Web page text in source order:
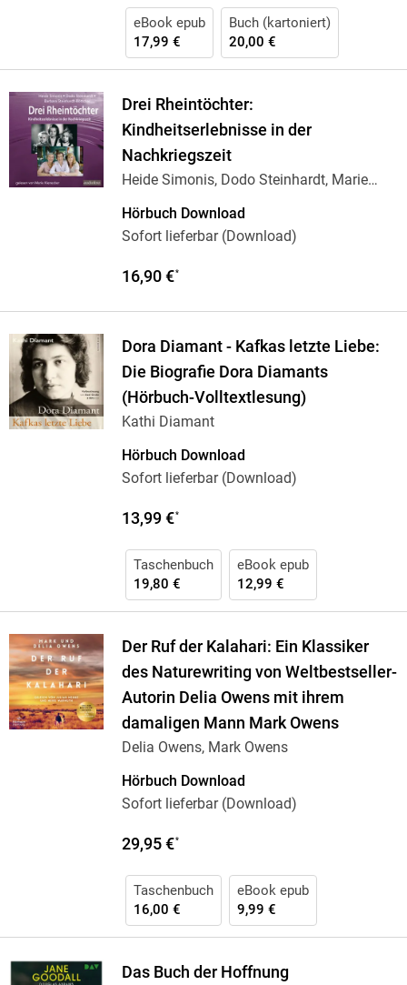
eBook epub
17,99 €
Buch (kartoniert)
20,00 €
Drei Rheintöchter:
Kindheitserlebnisse in der
Nachkriegszeit
Heide Simonis, Dodo Steinhardt, Marie
Hörbuch Download
Sofort lieferbar (Download)
16,90 €*
Dora Diamant - Kafkas letzte Liebe:
Die Biografie Dora Diamants
(Hörbuch-Volltextlesung)
Kathi Diamant
Hörbuch Download
Sofort lieferbar (Download)
13,99 €*
Taschenbuch
19,80 €
eBook epub
12,99 €
Der Ruf der Kalahari: Ein Klassiker
des Naturewriting von Weltbestseller-
Autorin Delia Owens mit ihrem
damaligen Mann Mark Owens
Delia Owens, Mark Owens
Hörbuch Download
Sofort lieferbar (Download)
29,95 €*
Taschenbuch
16,00 €
eBook epub
9,99 €
Das Buch der Hoffnung